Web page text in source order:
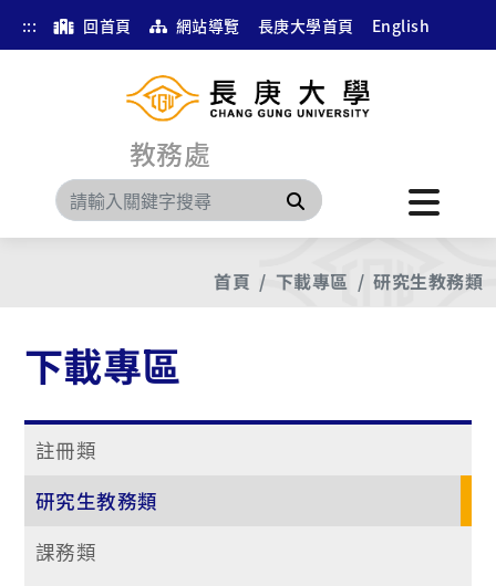
::: 回首頁 網站導覽 長庚大學首頁 English
教務處
搜尋
首頁 下載專區 研究生教務類
下載專區
註冊類
研究生教務類
課務類